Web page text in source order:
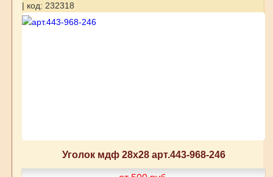
| код: 232318
Уголок мдф 28х28 арт.443-968-246